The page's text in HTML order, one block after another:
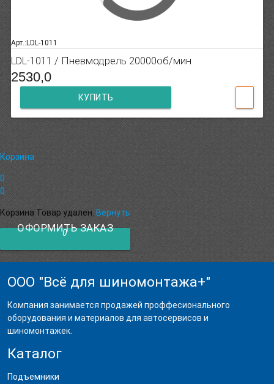
Арт.:LDL-1011
LDL-1011 / Пневмодрель 20000об/мин
2530,0
КУПИТЬ
Корзина
0
0
Корзина Товар удален. Вернуть
0
ОФОРМИТЬ ЗАКАЗ
ООО "Всё для шиномонтажа+"
Компания занимается продажей проффесионального
оборудования и материалов для автосервисов и
шиномонтажек.
Каталог
Подъемники